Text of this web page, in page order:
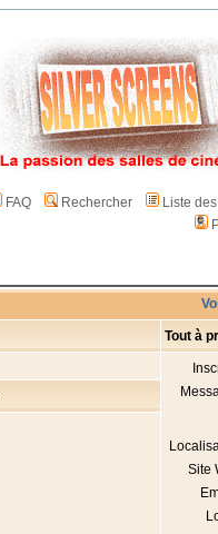
FAQ Rechercher
Liste
Tout à
Site